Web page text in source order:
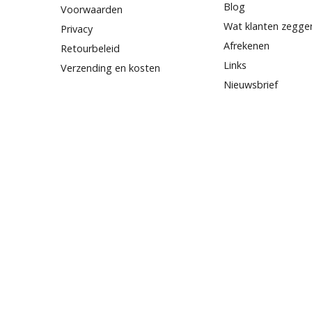
Voorwaarden
Privacy
Retourbeleid
Verzending en kosten
Blog
Wat klanten
Afrekenen
Links
Nieuwsbrief